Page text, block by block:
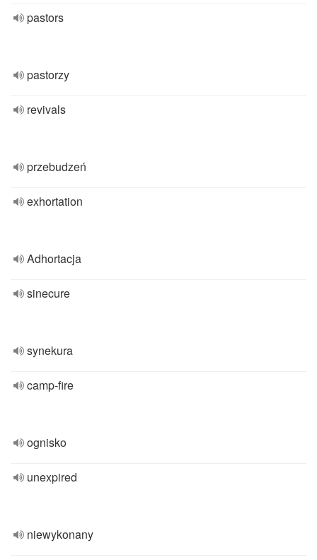
pastors
pastorzy
revivals
przebudzeń
exhortation
Adhortacja
sinecure
synekura
camp-fire
ognisko
unexpired
niewykonany